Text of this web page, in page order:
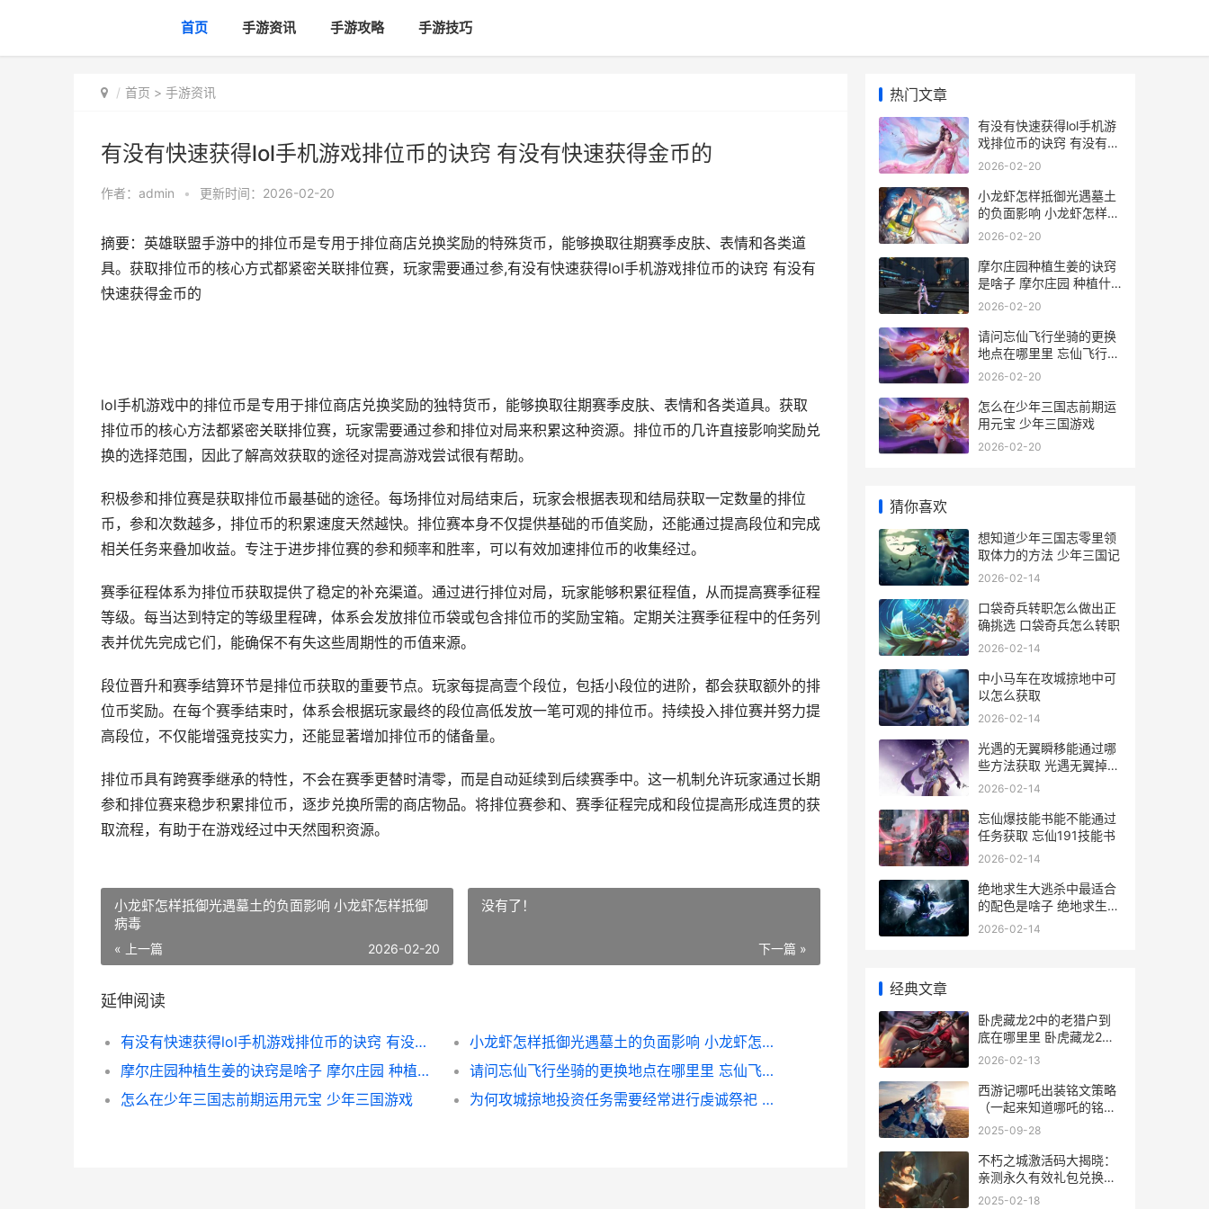
首页 手游资讯 手游攻略 手游技巧
首页 > 手游资讯
有没有快速获得lol手机游戏排位币的诀窍 有没有快速获得金币的
作者： admin • 更新时间：2026-02-20
摘要：英雄联盟手游中的排位币是专用于排位商店兑换奖励的特殊货币，能够换取往期赛季皮肤、表情和各类道
具。获取排位币的核心方式都紧密关联排位赛，玩家需要通过参,有没有快速获得lol手机游戏排位币的诀窍 有没有
快速获得金币的
lol手机游戏中的排位币是专用于排位商店兑换奖励的独特货币，能够换取往期赛季皮肤、表情和各类道具。获取
排位币的核心方法都紧密关联排位赛，玩家需要通过参和排位对局来积累这种资源。排位币的几许直接影响奖励兑
换的选择范围，因此了解高效获取的途径对提高游戏尝试很有帮助。
积极参和排位赛是获取排位币最基础的途径。每场排位对局结束后，玩家会根据表现和结局获取一定数量的排位
币，参和次数越多，排位币的积累速度天然越快。排位赛本身不仅提供基础的币值奖励，还能通过提高段位和完成
相关任务来叠加收益。专注于进步排位赛的参和频率和胜率，可以有效加速排位币的收集经过。
赛季征程体系为排位币获取提供了稳定的补充渠道。通过进行排位对局，玩家能够积累征程值，从而提高赛季征程
等级。每当达到特定的等级里程碑，体系会发放排位币袋或包含排位币的奖励宝箱。定期关注赛季征程中的任务列
表并优先完成它们，能确保不有失这些周期性的币值来源。
段位晋升和赛季结算环节是排位币获取的重要节点。玩家每提高壹个段位，包括小段位的进阶，都会获取额外的排
位币奖励。在每个赛季结束时，体系会根据玩家最终的段位高低发放一笔可观的排位币。持续投入排位赛并努力提
高段位，不仅能增强竞技实力，还能显著增加排位币的储备量。
排位币具有跨赛季继承的特性，不会在赛季更替时清零，而是自动延续到后续赛季中。这一机制允许玩家通过长期
参和排位赛来稳步积累排位币，逐步兑换所需的商店物品。将排位赛参和、赛季征程完成和段位提高形成连贯的获
取流程，有助于在游戏经过中天然囤积资源。
小龙虾怎样抵御光遇墓土的负面影响 小龙虾怎样抵御
病毒
« 上一篇 2026-02-20
没有了！
下一篇 »
延伸阅读
有没有快速获得lol手机游戏排位币的诀窍 有没有快速获得金币的
小龙虾怎样抵御光遇墓土的负面影响 小龙虾怎样抵御病毒
摩尔庄园种植生姜的诀窍是啥子 摩尔庄园 种植什么赚钱
请问忘仙飞行坐骑的更换地点在哪里里 忘仙飞行坐骑碎片
怎么在少年三国志前期运用元宝 少年三国游戏
为何攻城掠地投资任务需要经常进行虔诚祭祀 攻城掠地投资任务详解
热门文章
有没有快速获得lol手机游
戏排位币的诀窍 有没有快
速获得金币的
2026-02-20
小龙虾怎样抵御光遇墓土
的负面影响 小龙虾怎样抵
御病毒
2026-02-20
摩尔庄园种植生姜的诀窍
是啥子 摩尔庄园 种植什
么赚钱
2026-02-20
请问忘仙飞行坐骑的更换
地点在哪里里 忘仙飞行坐
骑碎片
2026-02-20
怎么在少年三国志前期运
用元宝 少年三国游戏
2026-02-20
猜你喜欢
想知道少年三国志零里领
取体力的方法 少年三国记
2026-02-14
口袋奇兵转职怎么做出正
确挑选 口袋奇兵怎么转职
2026-02-14
中小马车在攻城掠地中可
以怎么获取
2026-02-14
光遇的无翼瞬移能通过哪
些方法获取 光遇无翼掉下
去会怎么样
2026-02-14
忘仙爆技能书能不能通过
任务获取 忘仙191技能书
2026-02-14
绝地求生大逃杀中最适合
的配色是啥子 绝地求生大
逃杀单机百度网盘下载
2026-02-14
经典文章
卧虎藏龙2中的老猎户到
底在哪里里 卧虎藏龙2主
演
2026-02-13
西游记哪吒出装铭文策略
（一起来知道哪吒的铭文
组合 西游记哪吒出装最强
2025-09-28
不朽之城激活码大揭晓：
亲测永久有效礼包兑换码
全集 不朽之城激活码大全
2025-02-18